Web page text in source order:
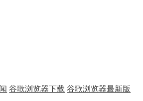
CVE-2021-21197: Heap buffer
谷歌浏览器下载 谷歌浏览器最新版